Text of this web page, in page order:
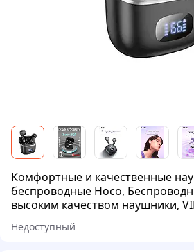
Комфортные и качественные
беспроводные Hoco,
высоким качеством наушники,
Недоступный